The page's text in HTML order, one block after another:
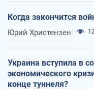
Когда закончится
Юрий Христензен
Украина вступила в
экономического
конце туннеля?